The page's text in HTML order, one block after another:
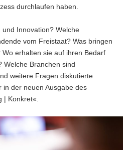
durchlaufen haben.
Innovation? Welche
vom Freistaat? Was bringen
erhalten sie auf ihren Bedarf
Welche Branchen sind
weitere Fragen diskutierte
in der neuen Ausgabe des
| Konkret«.